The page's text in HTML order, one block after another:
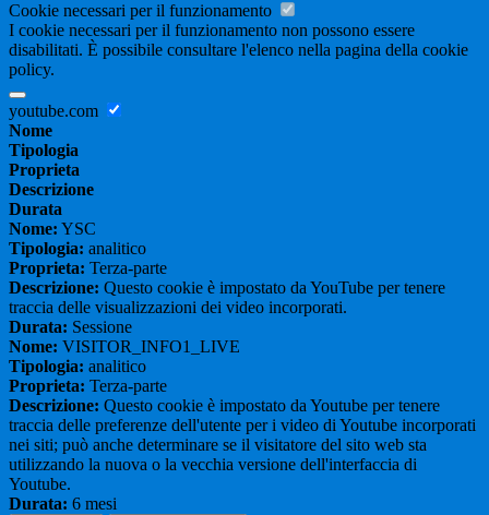
Cookie necessari per il funzionamento
I cookie necessari per il funzionamento non possono essere
disabilitati. È possibile consultare l'elenco nella pagina della cookie
policy.
youtube.com
Nome
Tipologia
Proprieta
Descrizione
Durata
Nome: YSC
Tipologia: analitico
Proprieta: Terza-parte
Descrizione: Questo cookie è impostato da YouTube per tenere
traccia delle visualizzazioni dei video incorporati.
Durata: Sessione
Nome: VISITOR_INFO1_LIVE
Tipologia: analitico
Proprieta: Terza-parte
Descrizione: Questo cookie è impostato da Youtube per tenere
traccia delle preferenze dell'utente per i video di Youtube incorporati
nei siti; può anche determinare se il visitatore del sito web sta
utilizzando la nuova o la vecchia versione dell'interfaccia di
Youtube.
Durata: 6 mesi